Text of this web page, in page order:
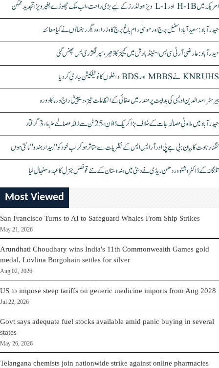
امریکہ میں H-1B اور L-1 ویزا ہولڈرز کے لیے بڑی راحت، اب ملک چھوڑے بغیر ویزا تجدید ممکن
حیدرآباد: سعیدآباد اسٹیل برج اور موسیٰ رام باغ برج کا وزراء و دیگر رہنماؤں نے کیا معائنہ
حیدرآباد: عارضی آر ٹی سی بس اسٹینڈ بارش میں کیچڑ کا ڈھیر، سپر لگژری بس پھنس گئی
KNRUHS نے MBBS اور BDS داخلوں کا نوٹیفکیشن جاری کر دیا
بیرسٹر اسدالدین اویسی کی ہدایت پر مندر میں صفائی کے انتظامات تیز، دیپیش راج ورما کا دورہ
حیدرآباد میں ملاوٹی مصالحہ جات کے خلاف بڑا کریک ڈاؤن، 25 ٹن سے زائد مصالحے ضبط، 3 گرفتار
کنگنا رناوت کا بیان: بی جے پی اور آر ایس ایس کے نظریات سے متاثر ہو کر اب خود کو "بیدار ہندو" مانتی ہوں
تلنگانہ کے ڈاکٹر وشنو وردھن ریڈی نے دبئی میں ہندوستان کے نئے قونصل جنرل کا عہدہ سنبھال لیا
Most Viewed
San Francisco Turns to AI to Safeguard Whales From Ship Strikes
May 21, 2026
Arundhati Choudhary wins India's 11th Commonwealth Games gold
medal, Lovlina Borgohain settles for silver
Aug 02, 2026
US to impose steep tariffs on generic medicine imports from Aug 2028
Jul 22, 2026
Govt says adequate fuel stocks available amid panic buying in several
states
May 26, 2026
Telangana chemists join nationwide strike against online pharmacies